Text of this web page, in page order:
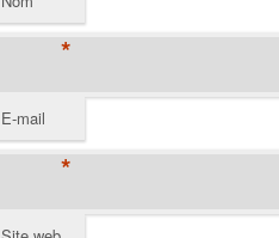
*
E-mail
*